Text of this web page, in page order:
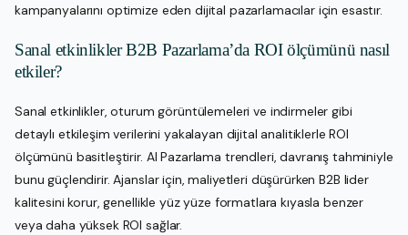
kampanyalarını optimize eden dijital pazarlamacılar için esastır.
Sanal etkinlikler B2B Pazarlama’da ROI ölçümünü nasıl
etkiler?
Sanal etkinlikler, oturum görüntülemeleri ve indirmeler gibi
detaylı etkileşim verilerini yakalayan dijital analitiklerle ROI
ölçümünü basitleştirir. AI Pazarlama trendleri, davranış tahminiyle
bunu güçlendirir. Ajanslar için, maliyetleri düşürürken B2B lider
kalitesini korur, genellikle yüz yüze formatlara kıyasla benzer
veya daha yüksek ROI sağlar.